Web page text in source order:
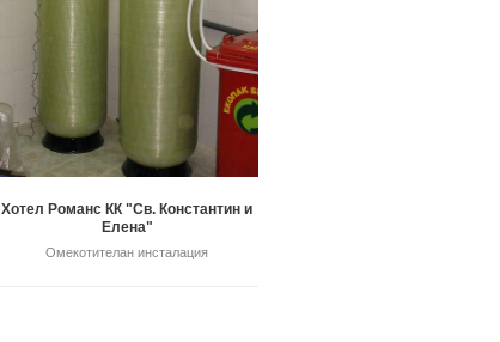
Хотел Романс КК "Св. Константин и
Елена"
Омекотителан инсталация